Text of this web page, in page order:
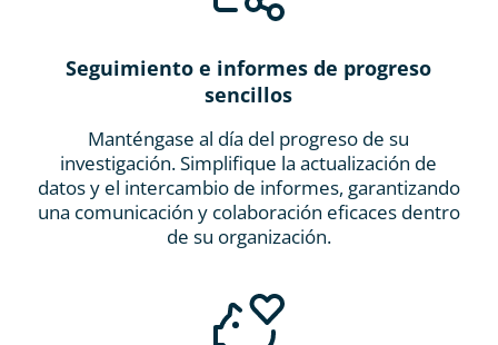
Seguimiento e informes de progreso
sencillos
Manténgase al día del progreso de su
investigación. Simplifique la actualización de
datos y el intercambio de informes, garantizando
una comunicación y colaboración eficaces dentro
de su organización.